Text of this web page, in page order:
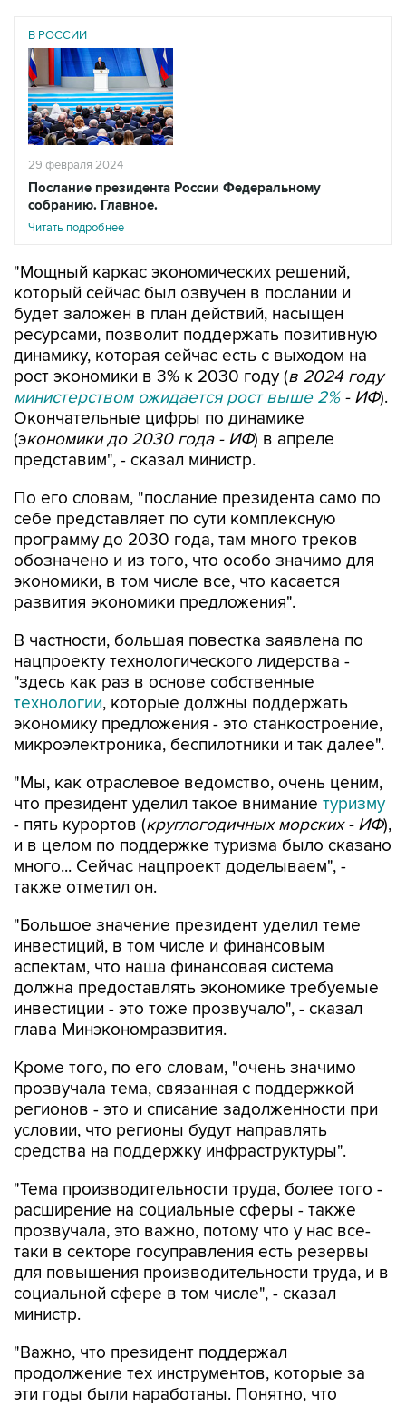
В РОССИИ
29 февраля 2024
Послание президента России Федеральному
собранию. Главное.
Читать подробнее
"Мощный каркас экономических решений,
который сейчас был озвучен в послании и
будет заложен в план действий, насыщен
ресурсами, позволит поддержать позитивную
динамику, которая сейчас есть с выходом на
рост экономики в 3% к 2030 году (в 2024 году
министерством ожидается рост выше 2% - ИФ).
Окончательные цифры по динамике
(экономики до 2030 года - ИФ) в апреле
представим", - сказал министр.
По его словам, "послание президента само по
себе представляет по сути комплексную
программу до 2030 года, там много треков
обозначено и из того, что особо значимо для
экономики, в том числе все, что касается
развития экономики предложения".
В частности, большая повестка заявлена по
нацпроекту технологического лидерства -
"здесь как раз в основе собственные
технологии, которые должны поддержать
экономику предложения - это станкостроение,
микроэлектроника, беспилотники и так далее".
"Мы, как отраслевое ведомство, очень ценим,
что президент уделил такое внимание туризму
- пять курортов (круглогодичных морских - ИФ),
и в целом по поддержке туризма было сказано
много... Сейчас нацпроект доделываем", -
также отметил он.
"Большое значение президент уделил теме
инвестиций, в том числе и финансовым
аспектам, что наша финансовая система
должна предоставлять экономике требуемые
инвестиции - это тоже прозвучало", - сказал
глава Минэкономразвития.
Кроме того, по его словам, "очень значимо
прозвучала тема, связанная с поддержкой
регионов - это и списание задолженности при
условии, что регионы будут направлять
средства на поддержку инфраструктуры".
"Тема производительности труда, более того -
расширение на социальные сферы - также
прозвучала, это важно, потому что у нас все-
таки в секторе госуправления есть резервы
для повышения производительности труда, и в
социальной сфере в том числе", - сказал
министр.
"Важно, что президент поддержал
продолжение тех инструментов, которые за
эти годы были наработаны. Понятно, что